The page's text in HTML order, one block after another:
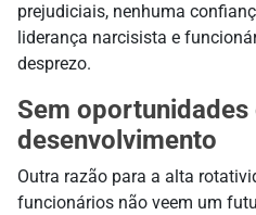
prejudiciais, nenhuma
liderança narcisista e
desprezo.
Sem
desenvolvimento
Outra razão para a alta
funcionários não veem um